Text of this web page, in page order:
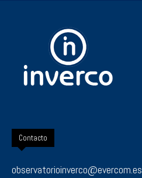
Contacto
observatorioinverco@evercom.es